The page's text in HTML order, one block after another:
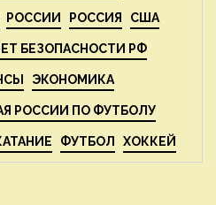
РОССИИ РОССИЯ США
БЕЗОПАСНОСТИ РФ
ЭКОНОМИКА
РОССИИ ПО ФУТБОЛУ
ФУТБОЛ ХОККЕЙ